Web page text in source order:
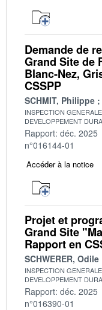
Demande de
Grand Site de
Blanc-Nez,
CSSPP
SCHMIT, Philippe
INSPECTION
DEVELOPPEMENT
Rapport: déc. 2025
n°016144-01
Accéder à la notice
Projet et
Grand Site
Rapport en
SCHWERER, Odile
INSPECTION
DEVELOPPEMENT
Rapport: déc. 2025
n°016390-01